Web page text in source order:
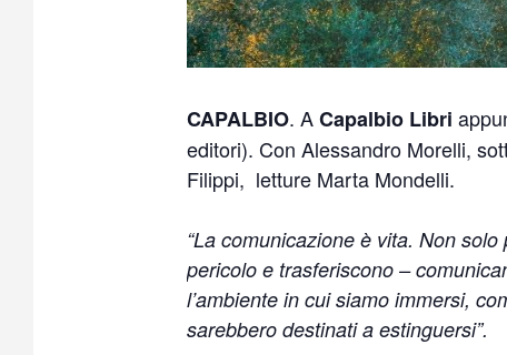
CAPALBIO. ACapalbio Libri
editori). Con Alessandro Morelli,
Filippi, letture Marta Mondelli.
“La comunicazione è vita. Non
pericolo e trasferiscono –
l’ambiente in cui siamo immersi,
sarebbero destinati a estinguersi”.